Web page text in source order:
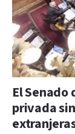
El
privada